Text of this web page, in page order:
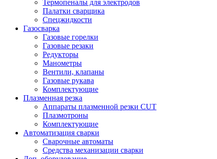
Термопеналы для электродов
Палатки сварщика
Спецжидкости
Газосварка
Газовые горелки
Газовые резаки
Редукторы
Манометры
Вентили, клапаны
Газовые рукава
Комплектующие
Плазменная резка
Аппараты плазменной резки CUT
Плазмотроны
Комплектующие
Автоматизация сварки
Сварочные автоматы
Средства механизации сварки